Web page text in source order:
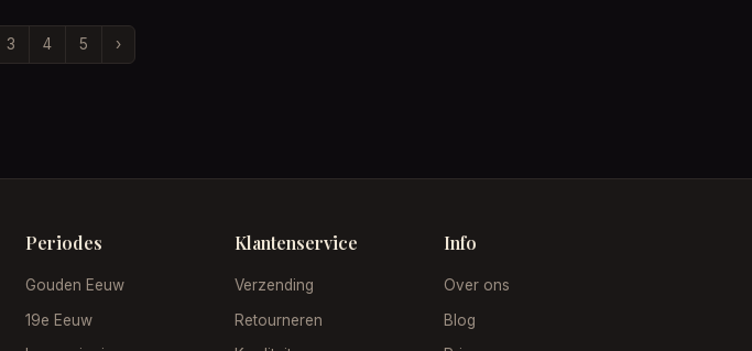
3 4 5 ›
Periodes
Gouden Eeuw
19e Eeuw
Klantenservice
Verzending
Retourneren
Info
Over ons
Blog